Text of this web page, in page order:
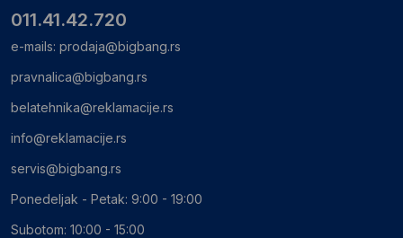
011.41.42.720
e-mails: prodaja@bigbang.rs
pravnalica@bigbang.rs
belatehnika@reklamacije.rs
info@reklamacije.rs
servis@bigbang.rs
Ponedeljak - Petak: 9:00 - 19:00
Subotom: 10:00 - 15:00